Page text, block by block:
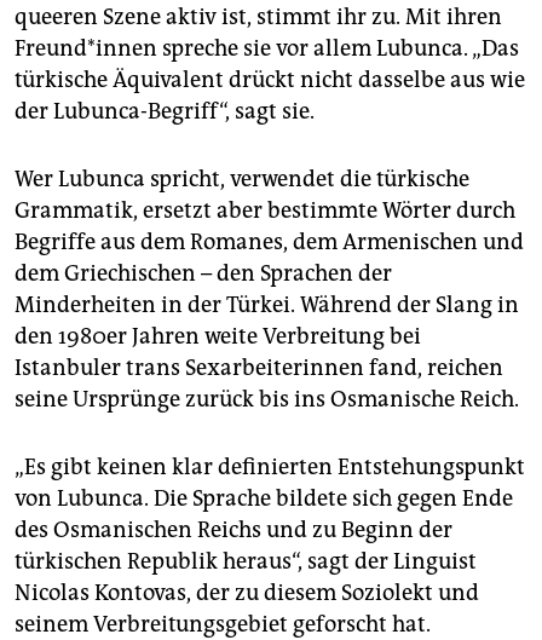
queeren Szene aktiv ist, stimmt ihr zu. Mit ihren
Freund*innen spreche sie vor allem Lubunca. „Das
türkische Äquivalent drückt nicht dasselbe aus wie
der Lubunca-Begriff“, sagt sie.
Wer Lubunca spricht, verwendet die türkische
Grammatik, ersetzt aber bestimmte Wörter durch
Begriffe aus dem Romanes, dem Armenischen und
dem Griechischen – den Sprachen der
Minderheiten in der Türkei. Während der Slang in
den 1980er Jahren weite Verbreitung bei
Istanbuler trans Sexarbeiterinnen fand, reichen
seine Ursprünge zurück bis ins Osmanische Reich.
„Es gibt keinen klar definierten Entstehungspunkt
von Lubunca. Die Sprache bildete sich gegen Ende
des Osmanischen Reichs und zu Beginn der
türkischen Republik heraus“, sagt der Linguist
Nicolas Kontovas, der zu diesem Soziolekt und
seinem Verbreitungsgebiet geforscht hat.